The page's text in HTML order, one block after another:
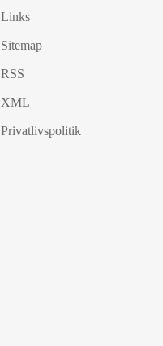
Links
Sitemap
RSS
XML
Privatlivspolitik